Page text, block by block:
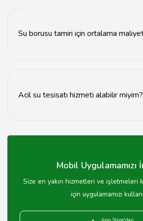
Su borusu tamiri için ortalama
Acil su tesisatı hizmeti alabilir miyim?
vermektedir.
Mobil Uygulamamızı
Size en yakın hizmetleri ve işletmeleri
için uygulamamızı